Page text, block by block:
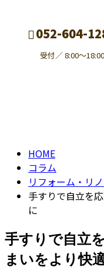
052-604-
受付／ 8:00～18:00
HOME
コラム
リフォーム・リ
手すりで自立を
に
手すりで自立
まいをより快